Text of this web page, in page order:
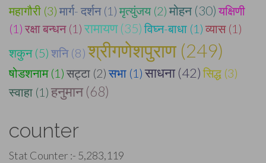
महागौरी (3) मार्ग- दर्शन (1) मृत्युंजय (2) मोहन (30) यक्षिणी
(1) रक्षा बन्धन (1) रामायण (35) विघ्न-बाधा (1) व्यास (1)
शकुन (5) शनि (8) श्रीगणेशपुराण (249)
षोडशनाम (1) सट्टा (2) सभा (1) साधना (42) सिद्ध (3)
स्वाहा (1) हनुमान (68)
counter
Stat Counter :- 5,283,119